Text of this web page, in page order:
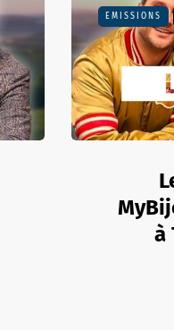
EMISSIONS
à